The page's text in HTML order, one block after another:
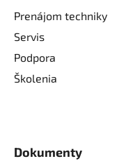
Prenájom techniky
Servis
Podpora
Školenia
Dokumenty